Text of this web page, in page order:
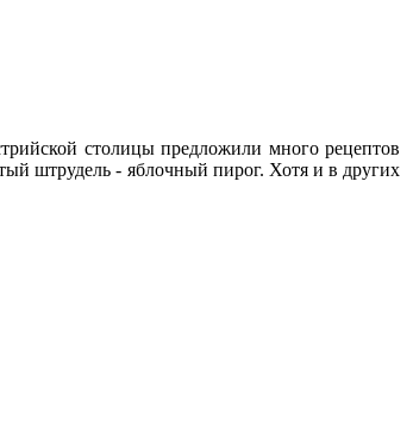
столицы предложили много рецептов
штрудель - яблочный пирог. Хотя и в других